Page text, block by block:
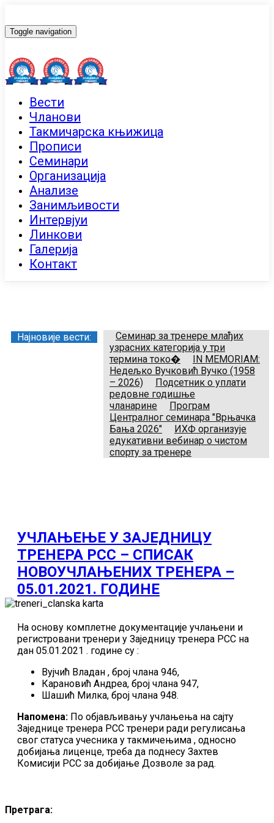
Toggle navigation
Вести
Чланови
Такмичарска књижица
Прописи
Семинари
Организација
Анализе
Занимљивости
Интервјуи
Линкови
Галерија
Контакт
Најновије вести:
Семинар за тренере млађих
узрасних категорија у три
термина токо�
IN MEMORIAM:
Недељко Вучковић Вучко (1958
– 2026)
Подсетник о уплати
редовне годишње
чланарине
Програм
Централног семинара "Врњачка
Бања 2026"
ИХФ организује
едукативни вебинар о чистом
спорту за тренере
УЧЛАЊЕЊЕ У ЗАЈЕДНИЦУ
ТРЕНЕРА РСС – СПИСАК
НОВОУЧЛАЊЕНИХ ТРЕНЕРА –
05.01.2021. ГОДИНЕ
На основу комплетне документације учлањени и
регистровани тренери у Заједницу тренера РСС на
дан 05.01.2021 . године су :
Вујчић Владан , број члана 946,
Карановић Андреа, број члана 947,
Шашић Милка, број члана 948.
Напомена: По објављивању учлањења на сајту
Заједнице тренера РСС тренери ради регулисања
свог статуса учесника у такмичењима , односно
добијања лиценце, треба да поднесу Захтев
Комисији РСС за добијање Дозволе за рад.
Претрага: